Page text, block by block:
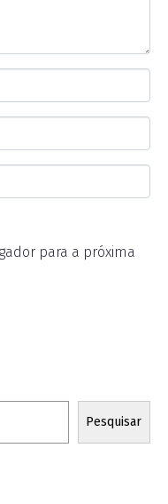
para a próxima
Pesquisar